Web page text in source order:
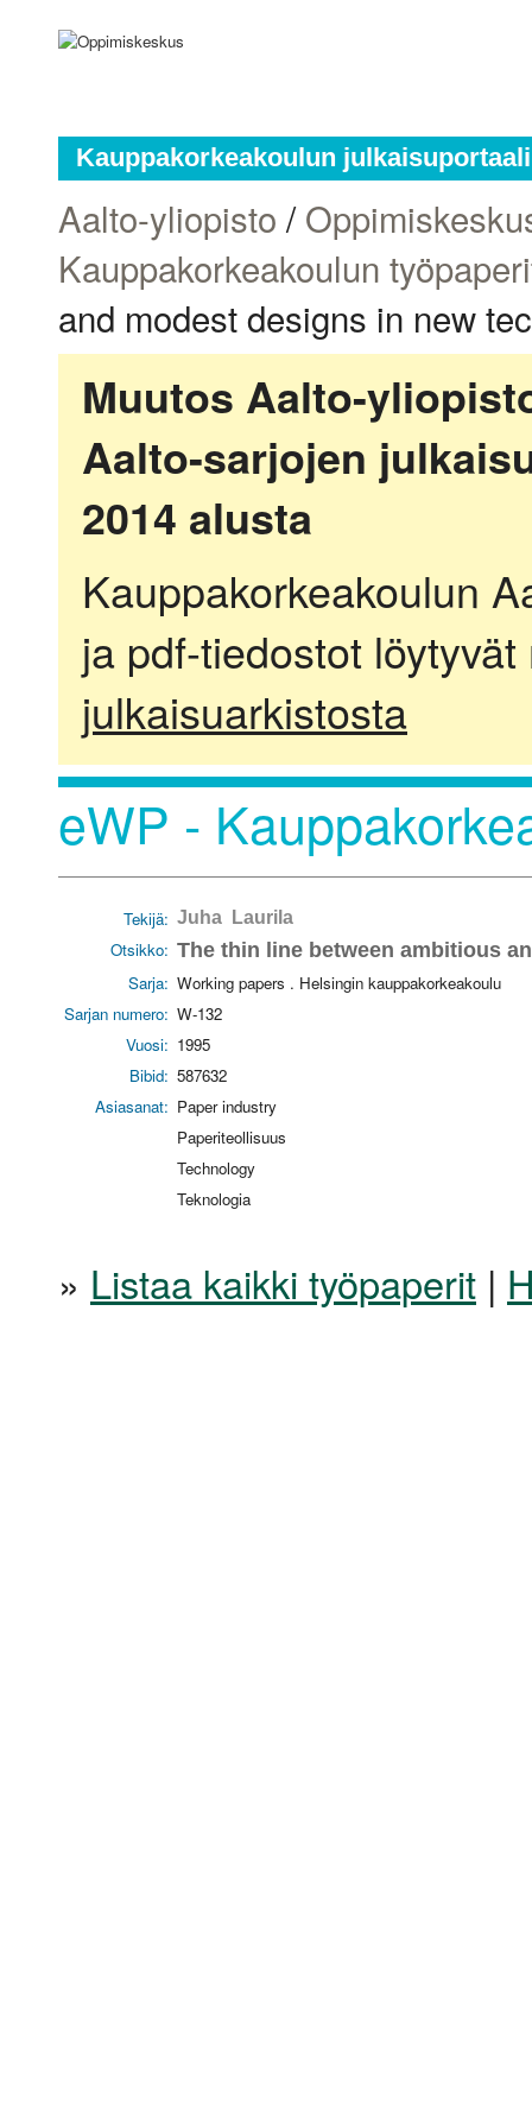
Kauppakorkeakoulun julkaisuportaali
Aalto-yliopisto /
Kauppakorkeakoulun
and modest designs in new
Muutos Aalto-
Aalto-sarjojen
2014 alusta
Kauppakorkeakoulun
ja pdf-tiedostot
julkaisuarkistosta
eWP -
Tekijä: Juha Laurila
Otsikko: The thin line between ambitious
Sarja: Working papers . Helsingin kauppakorkeakoulu
Sarjan numero: W-132
Vuosi: 1995
Bibid: 587632
Asiasanat: Paper industry
Paperiteollisuus
Technology
Teknologia
» Listaa kaikki työpaperit |